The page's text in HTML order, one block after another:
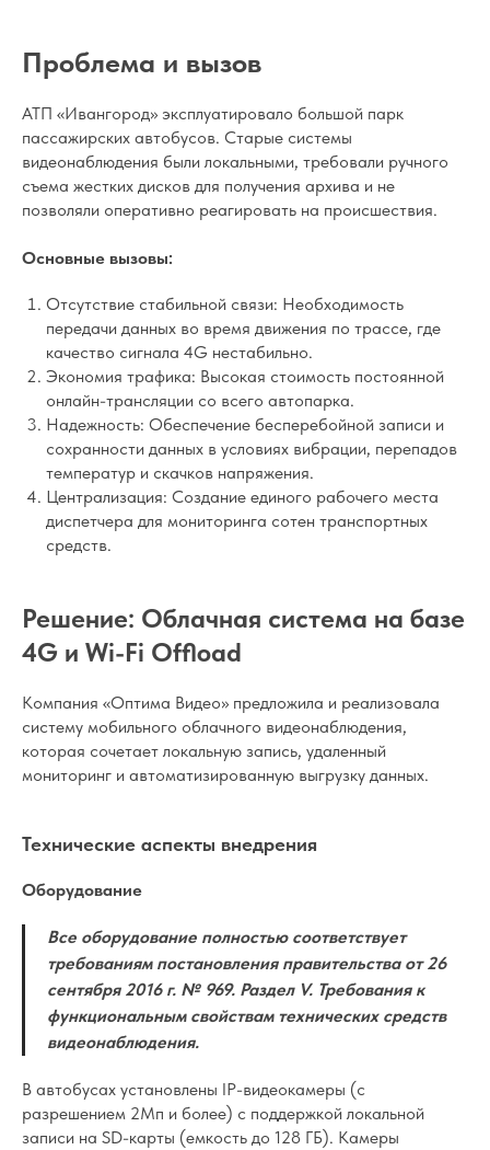
Проблема и вызов
АТП «Ивангород» эксплуатировало большой парк
пассажирских автобусов. Старые системы
видеонаблюдения были локальными, требовали ручного
съема жестких дисков для получения архива и не
позволяли оперативно реагировать на происшествия.
Основные вызовы:
Отсутствие стабильной связи: Необходимость
передачи данных во время движения по трассе, где
качество сигнала 4G нестабильно.
Экономия трафика: Высокая стоимость постоянной
онлайн-трансляции со всего автопарка.
Надежность: Обеспечение бесперебойной записи и
сохранности данных в условиях вибрации, перепадов
температур и скачков напряжения.
Централизация: Создание единого рабочего места
диспетчера для мониторинга сотен транспортных
средств.
Решение: Облачная система на базе
4G и Wi-Fi Offload
Компания «Оптима Видео» предложила и реализовала
систему мобильного облачного видеонаблюдения,
которая сочетает локальную запись, удаленный
мониторинг и автоматизированную выгрузку данных.
Технические аспекты внедрения
Оборудование
Все оборудование полностью соответствует
требованиям постановления правительства от 26
сентября 2016 г. № 969. Раздел V. Требования к
функциональным свойствам технических средств
видеонаблюдения.
В автобусах установлены IP-видеокамеры (с
разрешением 2Мп и более) с поддержкой локальной
записи на SD-карты (емкость до 128 ГБ). Камеры